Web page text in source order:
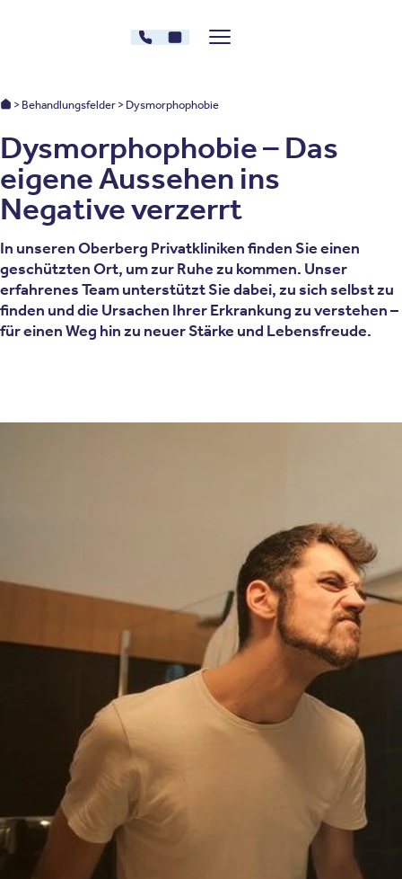
030 - 26478607
Kontakt
Menü zeigen/verstecken
Oberberg Kliniken: Startseite
Behandlungsfelder Dysmorphophobie
Dysmorphophobie – Das
eigene Aussehen ins
Negative verzerrt
In unseren Oberberg Privatkliniken finden Sie einen
geschützten Ort, um zur Ruhe zu kommen. Unser
erfahrenes Team unterstützt Sie dabei, zu sich selbst zu
finden und die Ursachen Ihrer Erkrankung zu verstehen –
für einen Weg hin zu neuer Stärke und Lebensfreude.
anderen in dieser Frage aber unbestätigt
bleibt, leidet möglicherweise unter
Dysmorphophobie. Diese Störung geht mit
erheblichen Ängsten einher, dass man nicht
schön genug oder gar hässlich sei. Die
Betroffenen nehmen einen oder mehrere
deutliche Mängel am eigenen Aussehen
wahr und denken ständig darüber nach, was
zu einem enormen Leidensdruck führen
kann. Zum Teil versuchen sie auch, die
wahrgenommenen Mängel zu beseitigen,
etwa im Rahmen einer Schönheitsoperation.
Eine körperdysmorphe Störung lässt sich
heute jedoch gut behandeln.